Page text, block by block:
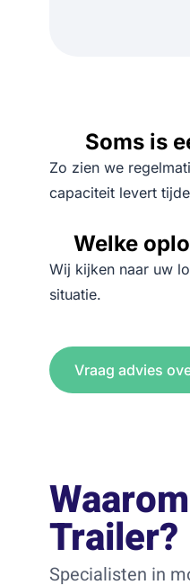
Soms is
Zo zien we
capaciteit levert
Welke
Wij kijken naar uw
situatie.
Vraag advies
Trailer?
Specialisten in